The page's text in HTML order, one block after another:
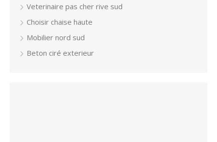
Veterinaire pas cher rive sud
Choisir chaise haute
Mobilier nord sud
Beton ciré exterieur